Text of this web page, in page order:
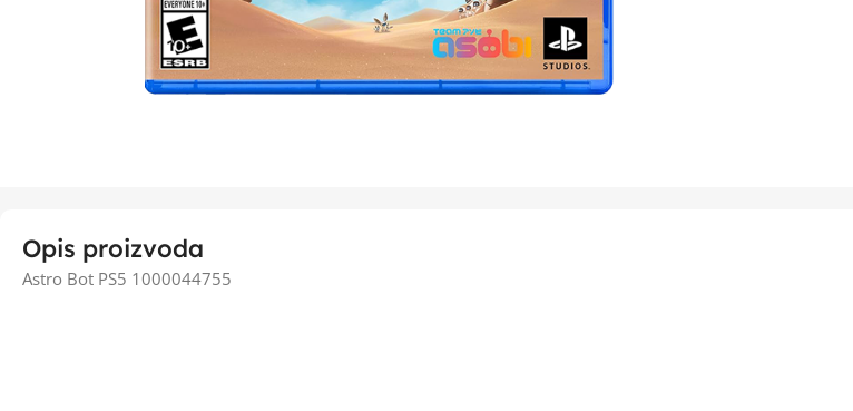
Opis proizvoda
Astro Bot PS5 1000044755